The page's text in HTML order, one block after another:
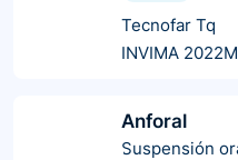
Tecnofar Tq
INVIMA
Anforal
Suspensión